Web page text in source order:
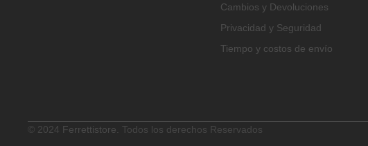
Cambios y Devoluciones
Privacidad y Seguridad
Tiempo y costos de envío
© 2024 Ferrettistore. Todos los derechos Reservados